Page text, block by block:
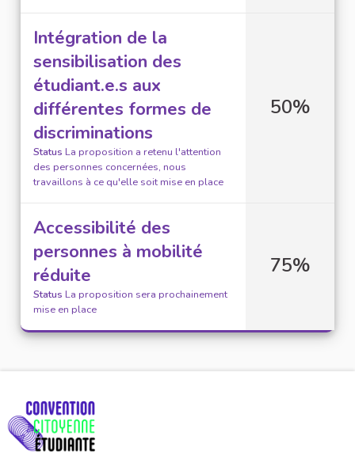
Intégration de la
sensibilisation des
étudiant.e.s aux
différentes formes de
discriminations
Status La proposition a retenu l'attention
des personnes concernées, nous
travaillons à ce qu'elle soit mise en place
50%
Accessibilité des
personnes à mobilité
réduite
Status La proposition sera prochainement
mise en place
75%